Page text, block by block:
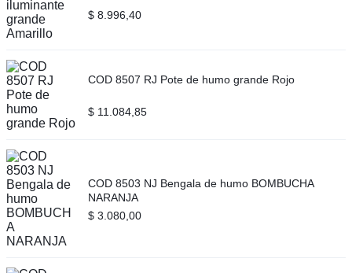
$ 8.996,40
COD 8507 RJ Pote de humo grande Rojo
$ 11.084,85
COD 8503 NJ Bengala de humo BOMBUCHA
NARANJA
$ 3.080,00